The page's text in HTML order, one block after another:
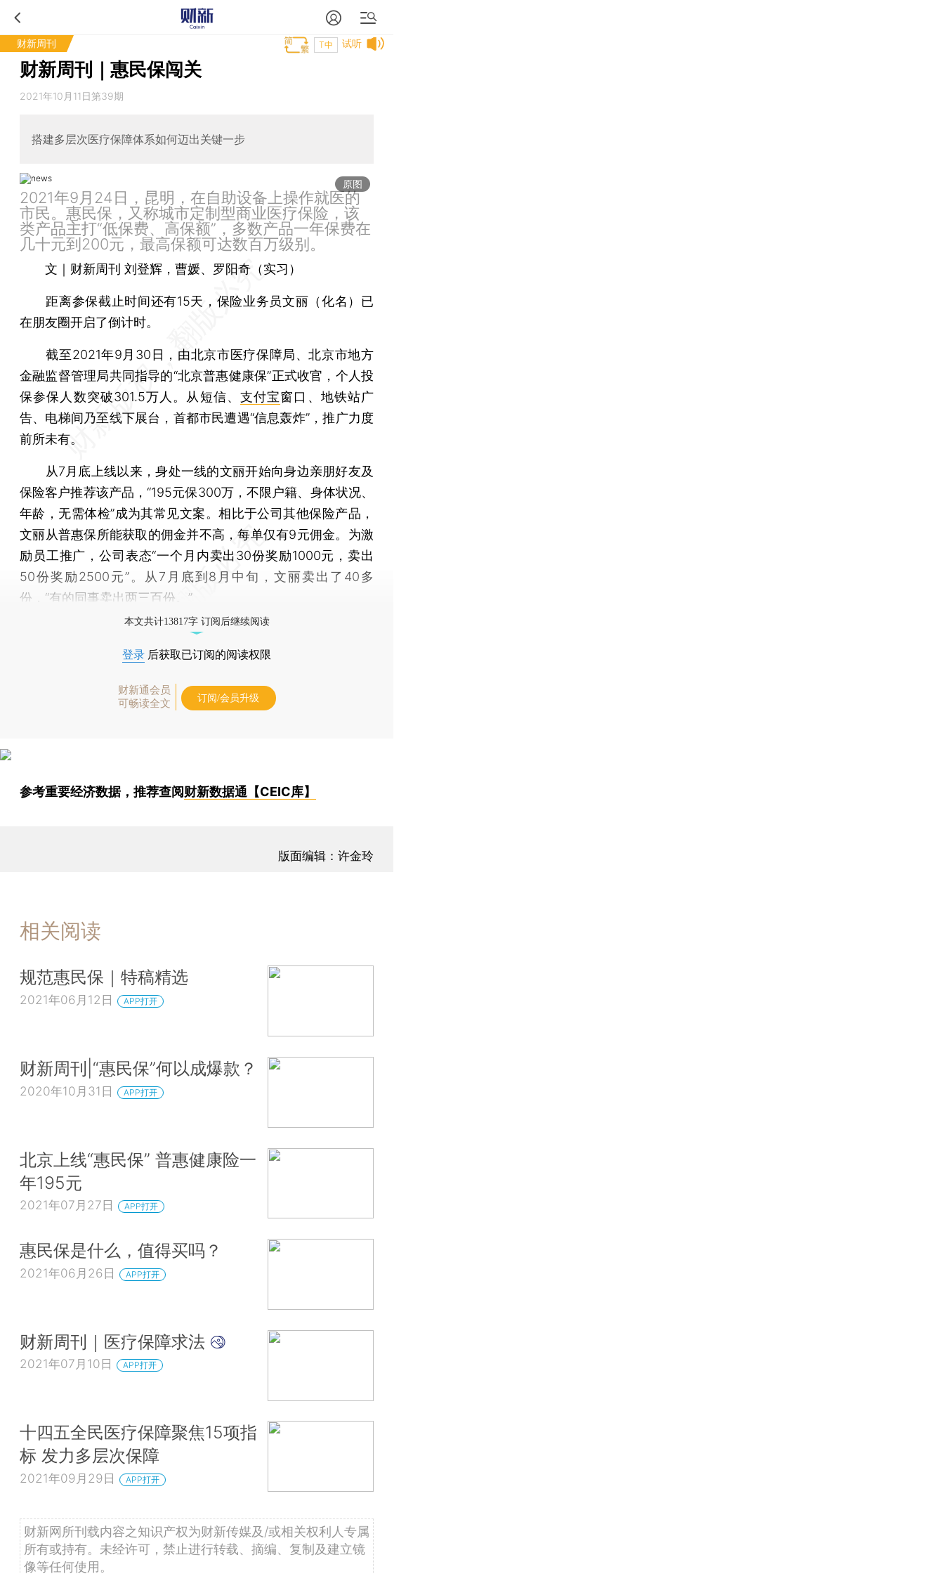
财新周刊 试听
T中
财新周刊｜惠民保闯关
2021年10月11日第39期
搭建多层次医疗保障体系如何迈出关键一步
原图
2021年9月24日，昆明，在自助设备上操作就医的
市民。惠民保，又称城市定制型商业医疗保险，该
类产品主打“低保费、高保额”，多数产品一年保费在
几十元到200元，最高保额可达数百万级别。
文｜财新周刊 刘登辉，曹媛、罗阳奇（实习）
距离参保截止时间还有15天，保险业务员文丽（化名）已
在朋友圈开启了倒计时。
截至2021年9月30日，由北京市医疗保障局、北京市地方
金融监督管理局共同指导的“北京普惠健康保”正式收官，个人投
保参保人数突破301.5万人。从短信、 支付宝窗口、地铁站广
告、电梯间乃至线下展台，首都市民遭遇“信息轰炸”，推广力度
前所未有。
从7月底上线以来，身处一线的文丽开始向身边亲朋好友及
保险客户推荐该产品，“195元保300万，不限户籍、身体状况、
年龄，无需体检”成为其常见文案。相比于公司其他保险产品，
文丽从普惠保所能获取的佣金并不高，每单仅有9元佣金。为激
励员工推广，公司表态“一个月内卖出30份奖励1000元，卖出
50份奖励2500元”。从7月底到8月中旬，文丽卖出了40多
份，“有的同事卖出两三百份。”
本文共计13817字 订阅后继续阅读
登录 后获取已订阅的阅读权限
财新通会员
可畅读全文
订阅/会员升级
参考重要经济数据，推荐查阅财新数据通【CEIC库】
版面编辑：许金玲
相关阅读
规范惠民保｜特稿精选
2021年06月12日 APP打开
财新周刊|“惠民保”何以成爆款？
2020年10月31日 APP打开
北京上线“惠民保” 普惠健康险一
年195元
2021年07月27日 APP打开
惠民保是什么，值得买吗？
2021年06月26日 APP打开
财新周刊｜医疗保障求法
2021年07月10日 APP打开
十四五全民医疗保障聚焦15项指
标 发力多层次保障
2021年09月29日 APP打开
财新网所刊载内容之知识产权为财新传媒及/或相关权利人专属
所有或持有。未经许可，禁止进行转载、摘编、复制及建立镜
像等任何使用。